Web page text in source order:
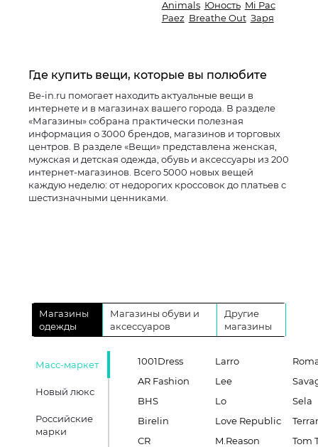
Animals Юность Mi Pac
Paez Breathe Out Заря
Где купить вещи, которые вы полюбите
Be-in.ru помогает находить актуальные вещи в
интернете и в магазинах вашего города. В разделе
«Магазины» собрана практически полезная
информация о 3000 брендов, магазинов и торговых
центров. В разделе «Вещи» представлена женская,
мужская и детская одежда, обувь и аксессуары из 200
интернет-магазинов. Всего 5000 новых вещей
каждую неделю: от недорогих кроссовок до платьев с
шестизначными ценниками.
Магазины
одежды
Магазины обуви и
аксессуаров
Другие
магазины
Масс-маркет
Новый люкс
Российские
марки
1001Dress
AR Fashion
BHS
Birelin
CR
Larro
Lee
Lo
Love Republic
M.Reason
Sela
Tom